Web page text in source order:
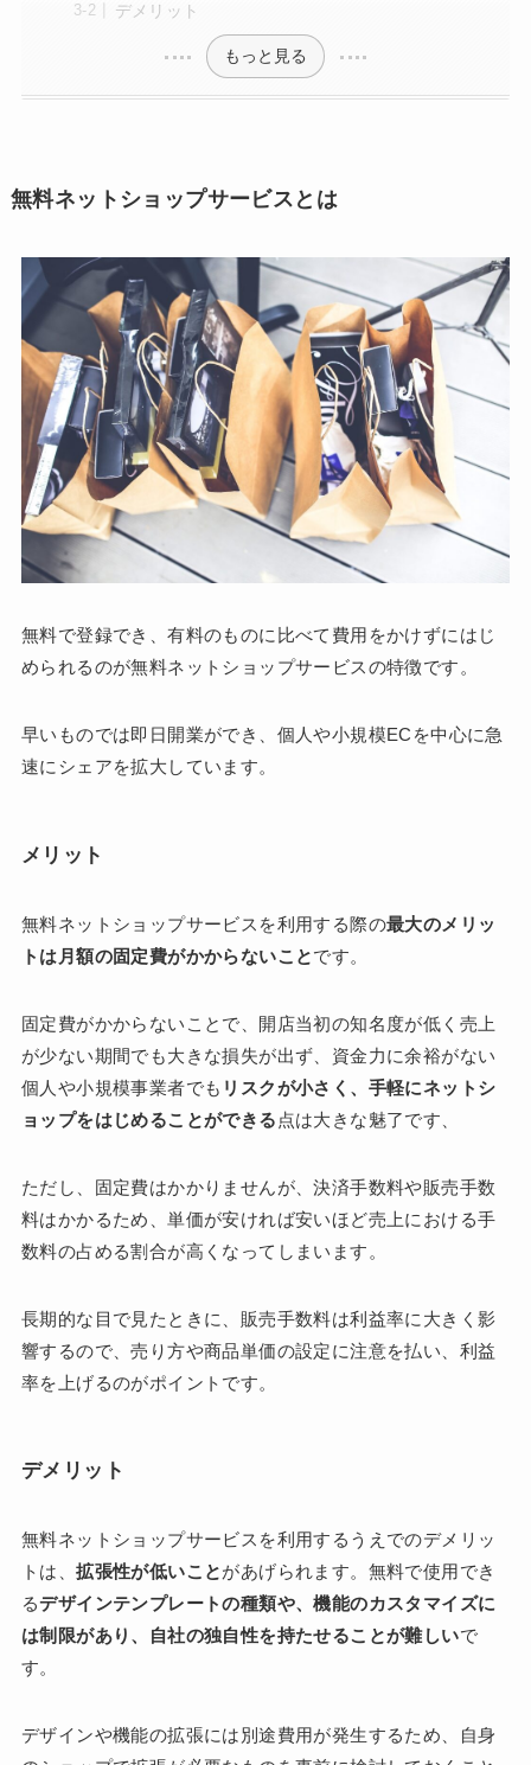
デメリット
もっと見る
無料ネットショップサービスとは
無料で登録でき、有料のものに比べて費用をかけずにはじ
められるのが無料ネットショップサービスの特徴です。
早いものでは即日開業ができ、個人や小規模ECを中心に急
速にシェアを拡大しています。
メリット
無料ネットショップサービスを利用する際の最大のメリッ
トは月額の固定費がかからないことです。
固定費がかからないことで、開店当初の知名度が低く売上
が少ない期間でも大きな損失が出ず、資金力に余裕がない
個人や小規模事業者でも リスクが小さく、手軽にネットシ
ョップをはじめることができる 点は大きな魅了です、
ただし、固定費はかかりませんが、決済手数料や販売手数
料はかかるため、単価が安ければ安いほど売上における手
数料の占める割合が高くなってしまいます。
長期的な目で見たときに、販売手数料は利益率に大きく影
響するので、売り方や商品単価の設定に注意を払い、利益
率を上げるのがポイントです。
デメリット
無料ネットショップサービスを利用するうえでのデメリッ
トは、拡張性が低いことがあげられます。無料で使用でき
るデザインテンプレートの種類や、機能のカスタマイズに
は制限があり、自社の独自性を持たせることが難しいで
す。
デザインや機能の拡張には別途費用が発生するため、自身